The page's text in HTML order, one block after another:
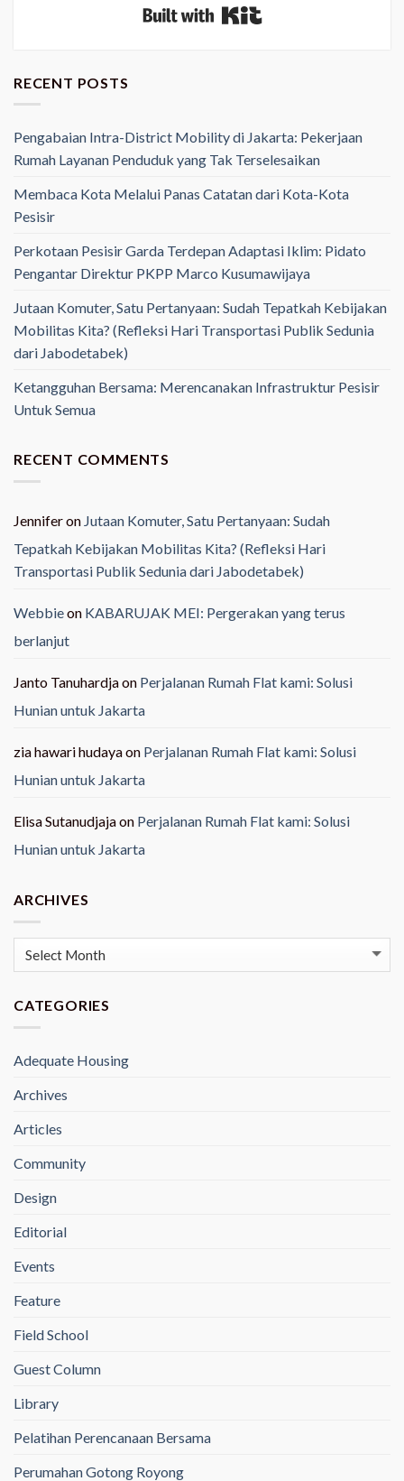
RECENT POSTS
Pengabaian Intra-District Mobility di Jakarta: Pekerjaan
Rumah Layanan Penduduk yang Tak Terselesaikan
Membaca Kota Melalui Panas Catatan dari Kota-Kota
Pesisir
Perkotaan Pesisir Garda Terdepan Adaptasi Iklim: Pidato
Pengantar Direktur PKPP Marco Kusumawijaya
Jutaan Komuter, Satu Pertanyaan: Sudah Tepatkah Kebijakan
Mobilitas Kita? (Refleksi Hari Transportasi Publik Sedunia
dari Jabodetabek)
Ketangguhan Bersama: Merencanakan Infrastruktur Pesisir
Untuk Semua
RECENT COMMENTS
Jenniferon Jutaan Komuter, Satu Pertanyaan: Sudah
Tepatkah Kebijakan Mobilitas Kita? (Refleksi Hari
Transportasi Publik Sedunia dari Jabodetabek)
Webbieon KABARUJAK MEI: Pergerakan yang terus
berlanjut
Janto Tanuhardjaon Perjalanan Rumah Flat kami: Solusi
Hunian untuk Jakarta
zia hawari hudayaon Perjalanan Rumah Flat kami: Solusi
Hunian untuk Jakarta
Elisa Sutanudjajaon Perjalanan Rumah Flat kami: Solusi
Hunian untuk Jakarta
ARCHIVES
Archives
CATEGORIES
Adequate Housing
Archives
Articles
Community
Design
Editorial
Events
Feature
Field School
Guest Column
Library
Pelatihan Perencanaan Bersama
Perumahan Gotong Royong